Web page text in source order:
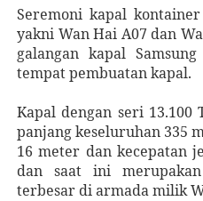
Seremoni kapal
yakni Wan Hai A07 dan
galangan kapal
tempat pembuatan kapal.
Kapal dengan seri 13.100
panjang keseluruhan 335
16 meter dan kecepatan
dan saat ini
terbesar di armada milik